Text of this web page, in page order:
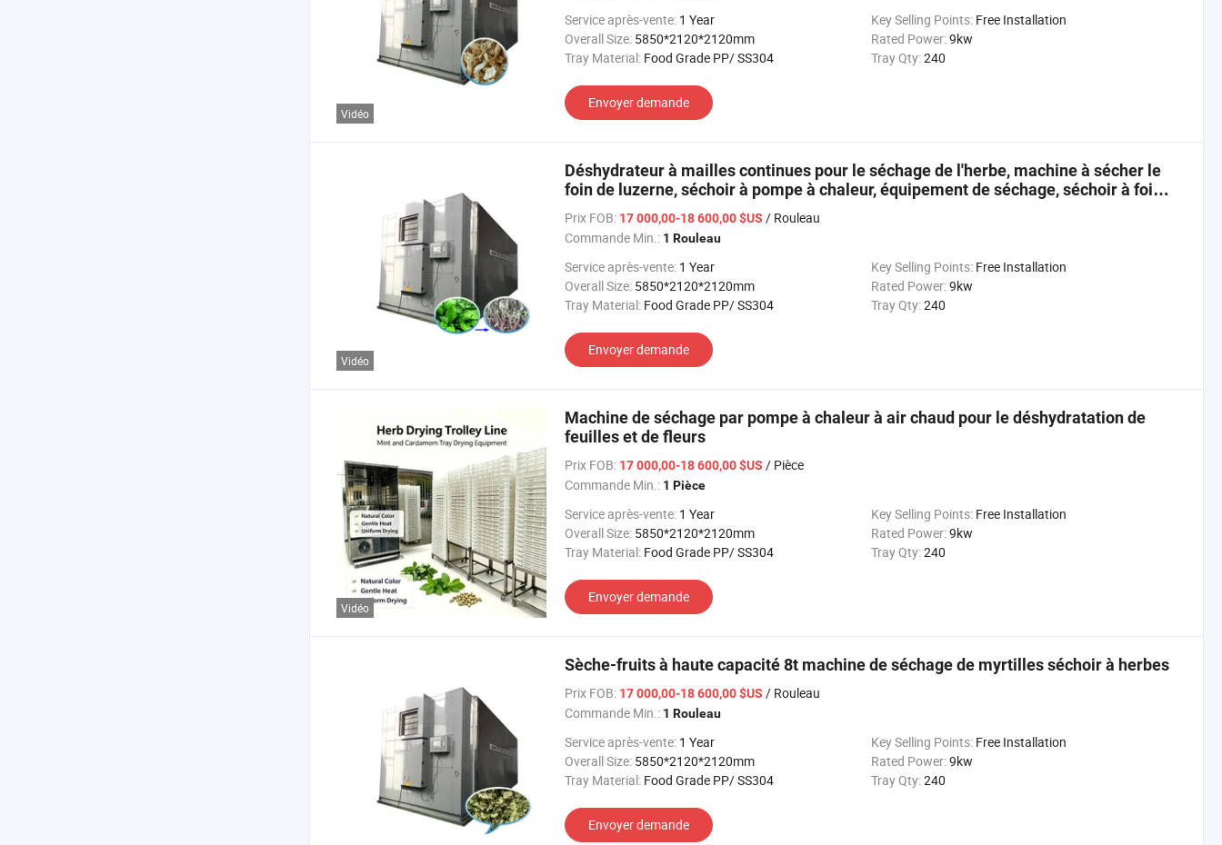
Vidéo
Service après-vente: 1 Year Key Selling Points: Free Installation
Overall Size: 5850*2120*2120mm Rated Power:9kw
Tray Material: Food Grade PP/ SS304 Tray Qty:240
Envoyer demande
Vidéo
Déshydrateur à mailles continues pour le séchage de l'herbe, machine à sécher le
foin de luzerne, séchoir à pompe à chaleur, équipement de séchage, séchoir à foin
Prix FOB: 17 000,00-18 600,00 $US / Rouleau
Commande Min.: 1 Rouleau
Service après-vente: 1 Year Key Selling Points: Free Installation
Overall Size: 5850*2120*2120mm Rated Power:9kw
Tray Material: Food Grade PP/ SS304 Tray Qty:240
Envoyer demande
Vidéo
Machine de séchage par pompe à chaleur à air chaud pour le déshydratation de
feuilles et de fleurs
Prix FOB: 17 000,00-18 600,00 $US / Pièce
Commande Min.: 1 Pièce
Service après-vente: 1 Year Key Selling Points: Free Installation
Overall Size: 5850*2120*2120mm Rated Power:9kw
Tray Material: Food Grade PP/ SS304 Tray Qty:240
Envoyer demande
Sèche-fruits à haute capacité 8t machine de séchage de myrtilles séchoir à herbes
Prix FOB: 17 000,00-18 600,00 $US / Rouleau
Commande Min.: 1 Rouleau
Service après-vente: 1 Year Key Selling Points: Free Installation
Overall Size: 5850*2120*2120mm Rated Power:9kw
Tray Material: Food Grade PP/ SS304 Tray Qty:240
Envoyer demande